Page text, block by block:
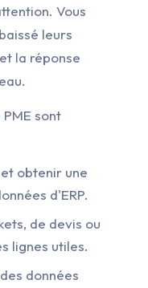
Vous
leurs
la réponse
sont
obtenir une
d'ERP.
de devis ou
lignes utiles.
données